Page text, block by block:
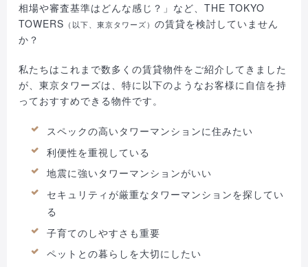
相場や審査基準はどんな感じ？」など、THE TOKYO
TOWERS （以下、東京タワーズ）の賃貸を検討していません
か？
私たちはこれまで数多くの賃貸物件をご紹介してきました
が、東京タワーズは、特に以下のようなお客様に自信を持
っておすすめできる物件です。
スペックの高いタワーマンションに住みたい
利便性を重視している
地震に強いタワーマンションがいい
セキュリティが厳重なタワーマンションを探してい
る
子育てのしやすさも重要
ペットとの暮らしを大切にしたい